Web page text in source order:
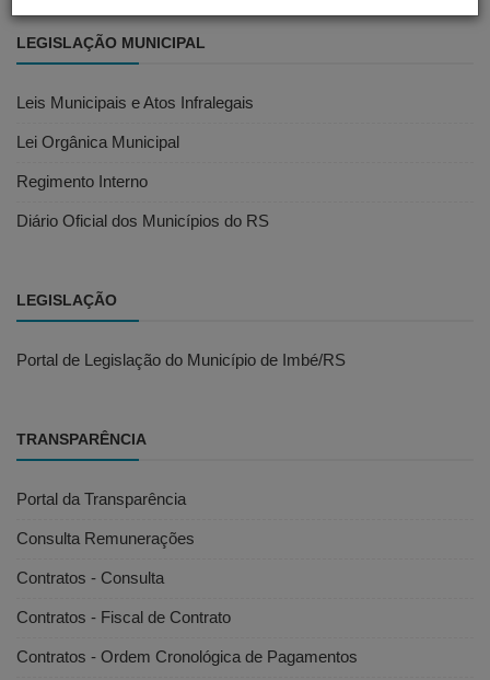
LEGISLAÇÃO MUNICIPAL
Leis Municipais e Atos Infralegais
Lei Orgânica Municipal
Regimento Interno
Diário Oficial dos Municípios do RS
LEGISLAÇÃO
Portal de Legislação do Município de Imbé/RS
TRANSPARÊNCIA
Portal da Transparência
Consulta Remunerações
Contratos - Consulta
Contratos - Fiscal de Contrato
Contratos - Ordem Cronológica de Pagamentos